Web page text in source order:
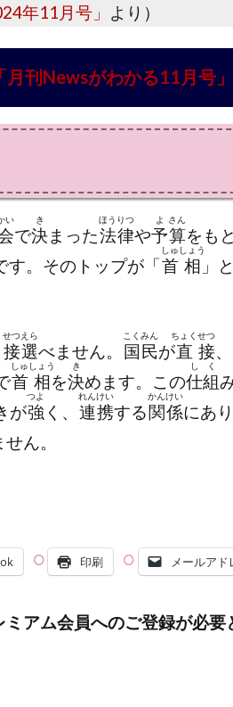
年11月号」 より）
「月刊Newsがわかる11月号
い
で決
き
まった法
ほう
律
りつ
や予
よ
算
さん
をも
す。そのトップが「首
しゅ
相
しょう
」と
接
せつ
選
えら
べません。 国
こく
民
みん
が直
ちょく
接
せつ
首
しゅ
相
しょう
を決
き
めます。この仕
し
組
く
が強
つよ
く、 連
れん
携
けい
する関
かん
係
けい
にあ
ん。
印刷 メールアド
アム会員へのご登録が必要